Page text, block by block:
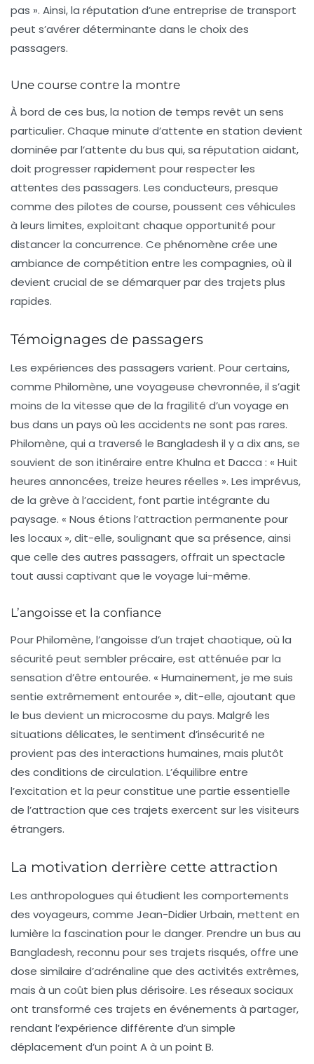
pas ». Ainsi, la réputation d’une entreprise de transport
peut s’avérer déterminante dans le choix des
passagers.
Une course contre la montre
À bord de ces bus, la notion de temps revêt un sens
particulier. Chaque minute d’attente en station devient
dominée par l’attente du bus qui, sa réputation aidant,
doit progresser rapidement pour respecter les
attentes des passagers. Les conducteurs, presque
comme des pilotes de course, poussent ces véhicules
à leurs limites, exploitant chaque opportunité pour
distancer la concurrence. Ce phénomène crée une
ambiance de compétition entre les compagnies, où il
devient crucial de se démarquer par des trajets plus
rapides.
Témoignages de passagers
Les expériences des passagers varient. Pour certains,
comme Philomène, une voyageuse chevronnée, il s’agit
moins de la vitesse que de la fragilité d’un voyage en
bus dans un pays où les accidents ne sont pas rares.
Philomène, qui a traversé le Bangladesh il y a dix ans, se
souvient de son itinéraire entre Khulna et Dacca : « Huit
heures annoncées, treize heures réelles ». Les imprévus,
de la grève à l’accident, font partie intégrante du
paysage. « Nous étions l’attraction permanente pour
les locaux », dit-elle, soulignant que sa présence, ainsi
que celle des autres passagers, offrait un spectacle
tout aussi captivant que le voyage lui-même.
L’angoisse et la confiance
Pour Philomène, l’angoisse d’un trajet chaotique, où la
sécurité peut sembler précaire, est atténuée par la
sensation d’être entourée. « Humainement, je me suis
sentie extrêmement entourée », dit-elle, ajoutant que
le bus devient un microcosme du pays. Malgré les
situations délicates, le sentiment d’insécurité ne
provient pas des interactions humaines, mais plutôt
des conditions de circulation. L’équilibre entre
l’excitation et la peur constitue une partie essentielle
de l’attraction que ces trajets exercent sur les visiteurs
étrangers.
La motivation derrière cette attraction
Les anthropologues qui étudient les comportements
des voyageurs, comme Jean-Didier Urbain, mettent en
lumière la fascination pour le danger. Prendre un bus au
Bangladesh, reconnu pour ses trajets risqués, offre une
dose similaire d’adrénaline que des activités extrêmes,
mais à un coût bien plus dérisoire. Les réseaux sociaux
ont transformé ces trajets en événements à partager,
rendant l’expérience différente d’un simple
déplacement d’un point A à un point B.